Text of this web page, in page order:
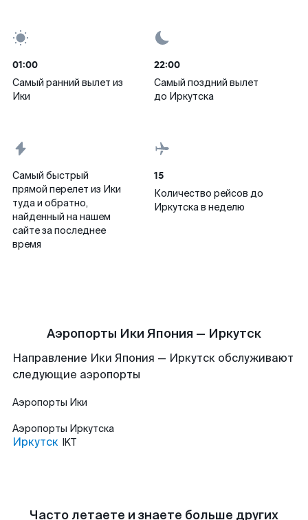
01:00
Самый ранний вылет из
Ики
22:00
Самый поздний вылет
до Иркутска
Самый быстрый
прямой перелет из Ики
туда и обратно,
найденный на нашем
сайте за последнее
время
15
Количество рейсов до
Иркутска в неделю
Аэропорты Ики Япония — Иркутск
Направление Ики Япония — Иркутск обслуживают
следующие аэропорты
Аэропорты Ики
Аэропорты Иркутска
Иркутск IKT
Часто летаете и знаете больше других